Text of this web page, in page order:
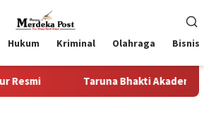
Hukum Kriminal Olahraga Bisnis
Taruna Bhakti Akademi TNI 2026